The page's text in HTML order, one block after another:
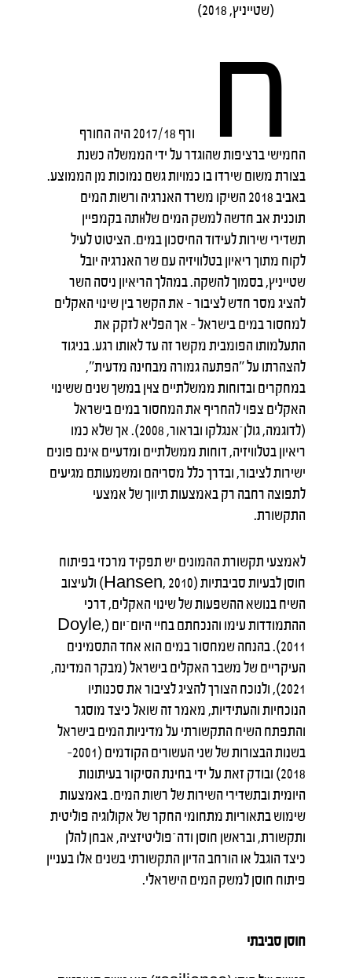
(שטייניץ, 2018)
ח
ורף 2017/18 היה החורף
החמישי ברציפות שהוגדר על ידי הממשלה כשנת
בצורת משום שירדו בו כמויות גשם נמוכות מן הממוצע.
באביב 2018 השיקו משרד האנרגיה ורשות המים
תוכנית אב חדשה למשק המים שלוּותה בקמפיין
תשדירי שירות לעידוד החיסכון במים. הציטוט לעיל
לקוח מתוך ריאיון בטלוויזיה עם שר האנרגיה יובל
שטייניץ, בסמוך להשקה. במהלך הריאיון ניסה השר
להציג מסר חדש לציבור – את הקשר בין שינוי האקלים
למחסור במים בישראל – אך הפליא לזקק את
התעלמותו הפומבית מקשר זה עד לאותו רגע. בניגוד
להצהרתו על "הפתעה גמורה מבחינה מדעית",
במחקרים ובדוחות ממשלתיים צוּין במשך שנים ששינוי
האקלים צפוי להחריף את המחסור במים בישראל
(לדוגמה, גולן־אנגלקו ובראור, 2008). אך שלא כמו
ריאיון בטלוויזיה, דוחות ממשלתיים ומדעיים אינם פונים
ישירות לציבור, ובדרך כלל מסריהם ומשמעותם מגיעים
לתפוצה רחבה רק באמצעות תיווך של אמצעי
התקשורת.
לאמצעי תקשורת ההמונים יש תפקיד מרכזי בפיתוח
חוסן לבעיות סביבתיות (Hansen, 2010) ולעיצוב
השיח בנושא ההשפעות של שינוי האקלים, דרכי
ההתמודדות עימו והנכחתם בחיי היום־יום (Doyle,
2011). בהנחה שמחסור במים הוא אחד התסמינים
העיקריים של משבר האקלים בישראל (מבקר המדינה,
2021), ולנוכח הצורך להציג לציבור את סכנותיו
הנוכחיות והעתידיות, מאמר זה שואל כיצד מוסגר
והתפתח השיח התקשורתי על מדיניות המים בישראל
בשנות הבצורות של שני העשורים הקודמים (2001–
2018) ובודק זאת על ידי בחינת הסיקור בעיתונות
היומית ובתשדירי השירות של רשות המים. באמצעות
שימוש בתאוריות מתחומי החקר של אקולוגיה פוליטית
ותקשורת, ובראשן חוסן ודה־פוליטיזציה, אבחן להלן
כיצד הוגבל או הורחב הדיון התקשורתי בשנים אלו בעניין
פיתוח חוסן למשק המים הישראלי.
חוסן סביבתי